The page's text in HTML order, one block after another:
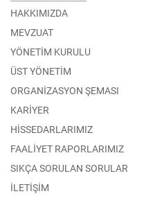
HAKKIMIZDA
MEVZUAT
YÖNETİM KURULU
ÜST YÖNETİM
ORGANİZASYON ŞEMASI
KARİYER
HİSSEDARLARIMIZ
FAALİYET RAPORLARIMIZ
SIKÇA SORULAN SORULAR
İLETİŞİM